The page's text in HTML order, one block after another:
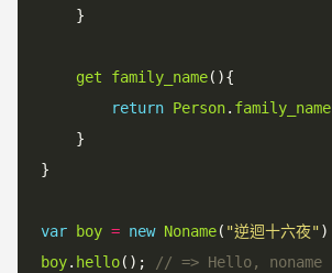
    }
get family_name(){
return Person. family_name
    }
}
var boy = new Noname( "逆迴十六夜"
boy. hello();